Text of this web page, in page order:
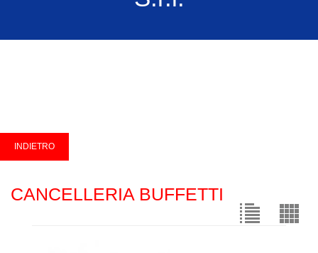
CANCELLERIA BUFFETTI